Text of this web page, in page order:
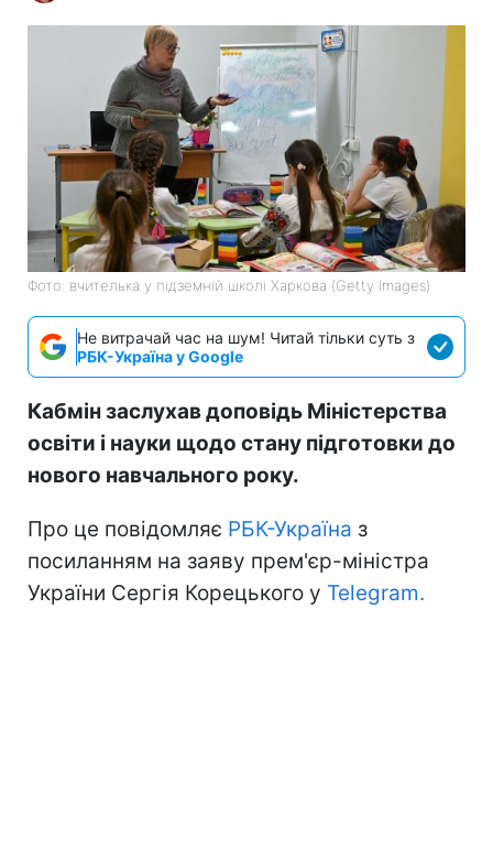
Фото: вчителька у підземній школі Харкова (Getty Images)
Не витрачай час на шум! Читай тільки суть з
РБК-Україна у Google
Кабмін заслухав доповідь Міністерства
освіти і науки щодо стану підготовки до
нового навчального року.
Про це повідомляє РБК-Україна з
посиланням на заяву прем'єр-міністра
України Сергія Корецького у Telegram.